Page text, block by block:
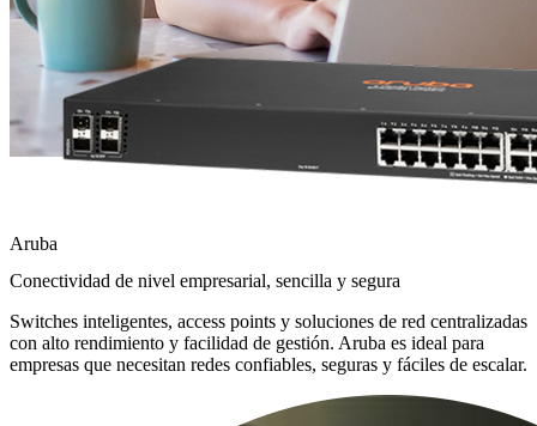
Aruba
Conectividad de nivel empresarial, sencilla y segura
Switches inteligentes, access points y soluciones de red centralizadas
con alto rendimiento y facilidad de gestión. Aruba es ideal para
empresas que necesitan redes confiables, seguras y fáciles de escalar.